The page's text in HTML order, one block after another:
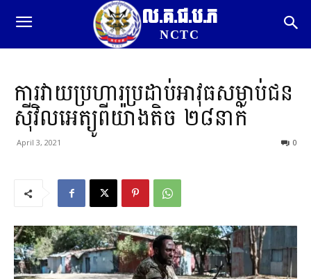
ល.គ.ជ.ប.ភ
NCTC
ការវាយប្រហារ​ប្រដាប់អាវុធ​សម្លាប់​ជន​
ស៊ីវិល​អេ​ត្យូ​ពី​យ៉ាងតិច ២៨នាក់
April 3, 2021 0